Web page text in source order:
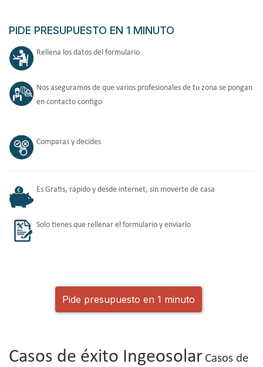
PIDE PRESUPUESTO EN 1 MINUTO
Rellena los datos del formulario
Nos aseguramos de que varios profesionales de tu zona se pongan
en contacto contigo
Comparas y decides
Es Gratis, rápido y desde internet, sin moverte de casa
Solo tienes que rellenar el formulario y enviarlo
Pide presupuesto en 1 minuto
Casos de éxito Ingeosolar Casos de